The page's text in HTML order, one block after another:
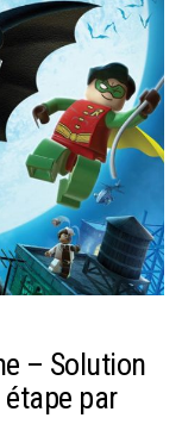
– Solution
par